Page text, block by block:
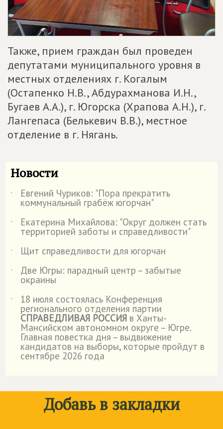
Также, прием граждан был проведен
депутатами муниципального уровня в
местных отделениях г. Когалым
(Остапенко Н.В., Абдурахманова И.Н.,
Бугаев А.А.), г. Югорска (Храпова А.Н.), г.
Лангепаса (Белькевич В.В.), местное
отделение в г. Нягань.
Новости
˙ Евгений Чуриков: "Пора прекратить
коммунальный грабёж югорчан"
˙
Екатерина Михайлова: "Округ должен стать
территорией заботы и справедливости"
˙
Щит справедливости для югорчан
˙
Две Югры: парадный центр – забытые
окраины
˙
18 июля состоялась Конференция
регионального отделения партии
СПРАВЕДЛИВАЯ РОССИЯ в Ханты-
Мансийском автономном округе – Югре.
Главная повестка дня – выдвижение
кандидатов на выборы, которые пройдут в
сентябре 2026 года
Добавь в закладки